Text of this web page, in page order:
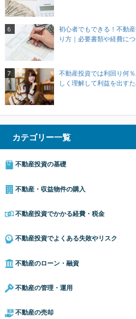
6
初心者でもできる！不動
り方｜必要書類や経費に
7
不動産投資では利回り何
しく理解して利益を出す
カテゴリー一覧
不動産投資の基礎
不動産・収益物件の購入
不動産投資でかかる経費・税金
不動産投資でよくある失敗やリスク
不動産のローン・融資
不動産の管理・運用
不動産の売却